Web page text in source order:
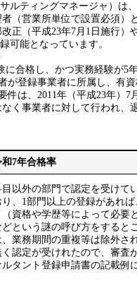
ルティングマネージャ）は
（営業所単位で設置必須
正（平成23年7月1日施行）
可能となっています。
に合格し、かつ実務経験が5
が登録事業者に所属し、有
件は、2011年（平成23年）
く事業者に対して行われ、
7年合格率
以外の部門で認定を受けて
、1部門以上の登録があれ
資格や学歴等によって必要
という謎の呼び方をすると
業務期間の重複等は除外さ
認定が受けれたので、審査
タント登録申請書の記載